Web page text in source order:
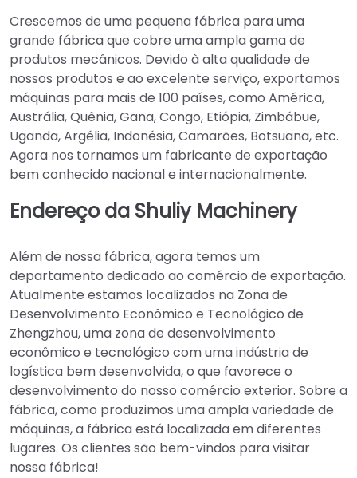
Crescemos de uma pequena fábrica para uma
grande fábrica que cobre uma ampla gama de
produtos mecânicos. Devido à alta qualidade de
nossos produtos e ao excelente serviço, exportamos
máquinas para mais de 100 países, como América,
Austrália, Quênia, Gana, Congo, Etiópia, Zimbábue,
Uganda, Argélia, Indonésia, Camarões, Botsuana, etc.
Agora nos tornamos um fabricante de exportação
bem conhecido nacional e internacionalmente.
Endereço da Shuliy Machinery
Além de nossa fábrica, agora temos um
departamento dedicado ao comércio de exportação.
Atualmente estamos localizados na Zona de
Desenvolvimento Econômico e Tecnológico de
Zhengzhou, uma zona de desenvolvimento
econômico e tecnológico com uma indústria de
logística bem desenvolvida, o que favorece o
desenvolvimento do nosso comércio exterior. Sobre a
fábrica, como produzimos uma ampla variedade de
máquinas, a fábrica está localizada em diferentes
lugares. Os clientes são bem-vindos para visitar
nossa fábrica!